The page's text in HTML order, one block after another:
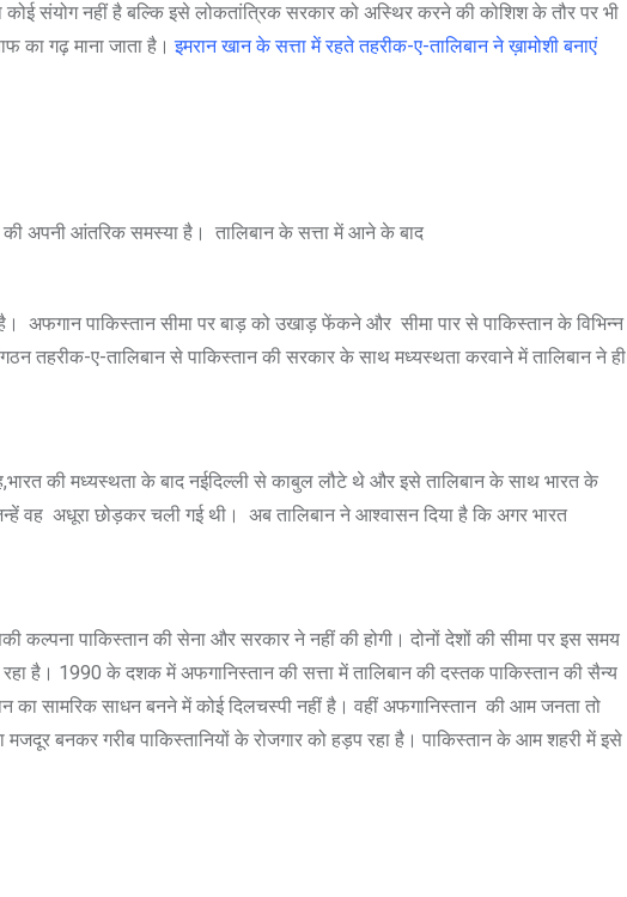
कोई संयोग नहीं है बल्कि इसे लोकतांत्रिक सरकार को अस्थिर करने की कोशिश के तौर पर भी
का गढ़ माना जाता है।इमरान खान के सत्ता में रहते तहरीक-ए-तालिबान ने ख़ामोशी बनाएं
की अपनी आंतरिक समस्या है। तालिबान के सत्ता में आने के बाद
अफगान पाकिस्तान सीमा पर बाड़ को उखाड़ फेंकने और सीमा पार से पाकिस्तान के विभिन्न
तहरीक-ए-तालिबान से पाकिस्तान की सरकार के साथ मध्यस्थता करवाने में तालिबान ने ही
की मध्यस्थता के बाद नईदिल्ली से काबुल लौटे थे और इसे तालिबान के साथ भारत के
वह अधूरा छोड़कर चली गई थी। अब तालिबान ने आश्वासन दिया है कि अगर भारत
कल्पना पाकिस्तान की सेना और सरकार ने नहीं की होगी। दोनों देशों की सीमा पर इस समय
है। 1990 के दशक में अफगानिस्तान की सत्ता में तालिबान की दस्तक पाकिस्तान की सैन्य
का सामरिक साधन बनने में कोई दिलचस्पी नहीं है। वहीं अफगानिस्तान की आम जनता तो
मजदूर बनकर गरीब पाकिस्तानियों के रोजगार को हड़प रहा है। पाकिस्तान के आम शहरी में इसे